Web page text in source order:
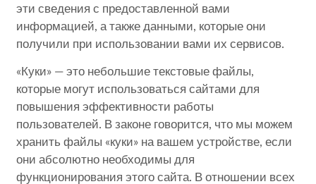
эти сведения с предоставленной вами
информацией, а также данными, которые они
получили при использовании вами их сервисов.
«Куки» — это небольшие текстовые файлы,
которые могут использоваться сайтами для
повышения эффективности работы
пользователей. В законе говорится, что мы можем
хранить файлы «куки» на вашем устройстве, если
они абсолютно необходимы для
функционирования этого сайта. В отношении всех